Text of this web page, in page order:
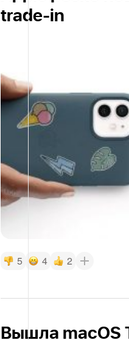
trade-in
5 4 2
Вышла macOS